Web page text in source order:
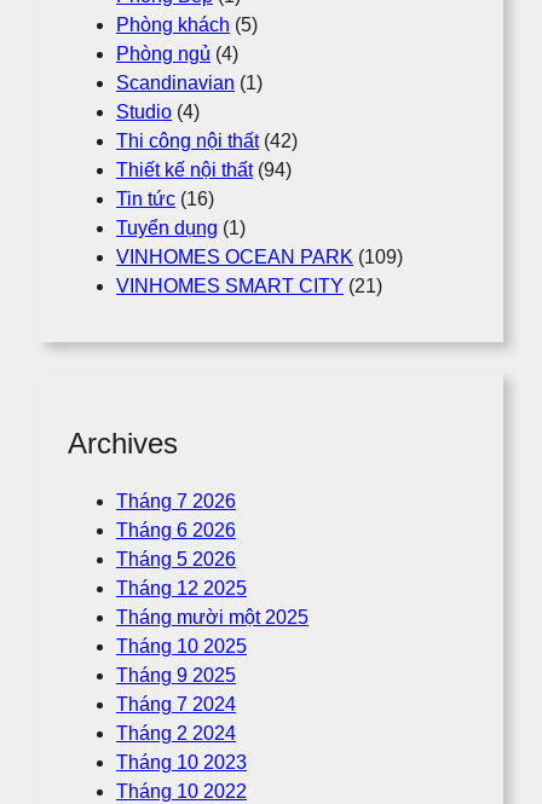
Phòng khách (5)
Phòng ngủ (4)
Scandinavian (1)
Studio (4)
Thi công nội thất(42)
Thiết kế nội thất(94)
Tin tức (16)
Tuyển dụng (1)
VINHOMES OCEAN PARK (109)
VINHOMES SMART CITY (21)
Archives
Tháng 7 2026
Tháng 6 2026
Tháng 5 2026
Tháng 12 2025
Tháng mười một 2025
Tháng 10 2025
Tháng 9 2025
Tháng 7 2024
Tháng 2 2024
Tháng 10 2023
Tháng 10 2022